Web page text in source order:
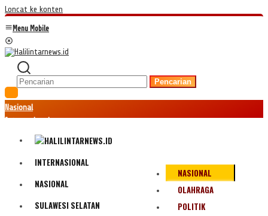
Loncat ke konten
Menu Mobile
Pencarian
Nasional
Internasional
Politik
INTERNASIONAL
NASIONAL
SULAWESI SELATAN
NASIONAL
OLAHRAGA
POLITIK